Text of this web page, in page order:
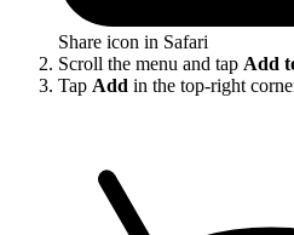
Share icon in Safari
Scroll the menu and tap Add
Tap Add in the top-right